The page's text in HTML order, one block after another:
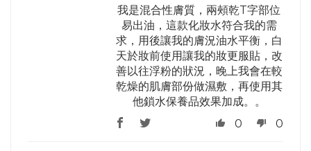
我是混合性膚質，兩頰乾T字部位
易出油，這款化妝水符合我的需
求，用後讓我的膚況油水平衡，白
天於妝前使用讓我的妝更服貼，改
善以往浮粉的狀況，晚上我會在較
乾燥的肌膚部份做濕敷，再使用其
他鎖水保養品效果加成。。
0
0